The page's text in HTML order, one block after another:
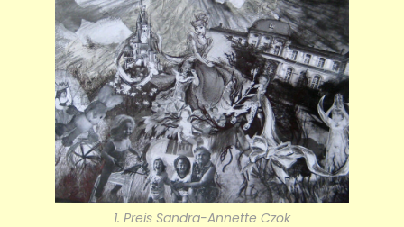
1. Preis Sandra-Annette Czok